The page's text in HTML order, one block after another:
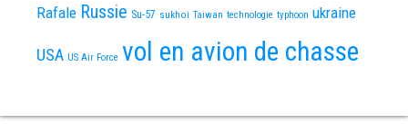
Rafale Russie Su-57 sukhoi Taiwan technologie typhoon ukraine
USA US Air Force vol en avion de chasse